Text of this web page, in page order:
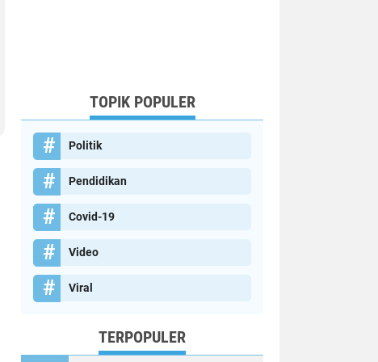
TOPIK POPULER
Politik
Pendidikan
Covid-19
Video
Viral
TERPOPULER